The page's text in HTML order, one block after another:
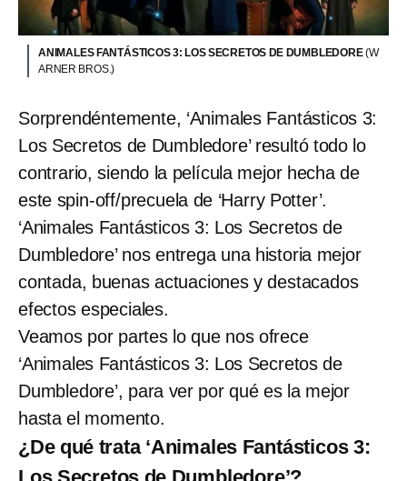
ANIMALES FANTÁSTICOS 3: LOS SECRETOS DE DUMBLEDORE(W
ARNER BROS.)
Sorprendéntemente, ‘Animales Fantásticos 3:
Los Secretos de Dumbledore’ resultó todo lo
contrario, siendo la película mejor hecha de
este spin-off/precuela de ‘Harry Potter’.
‘Animales Fantásticos 3: Los Secretos de
Dumbledore’ nos entrega una historia mejor
contada, buenas actuaciones y destacados
efectos especiales.
Veamos por partes lo que nos ofrece
‘Animales Fantásticos 3: Los Secretos de
Dumbledore’, para ver por qué es la mejor
hasta el momento.
¿De qué trata ‘Animales Fantásticos 3: